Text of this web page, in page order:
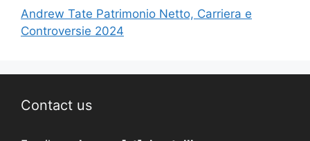
Andrew Tate Patrimonio Netto, Carriera e
Controversie 2024
Contact us